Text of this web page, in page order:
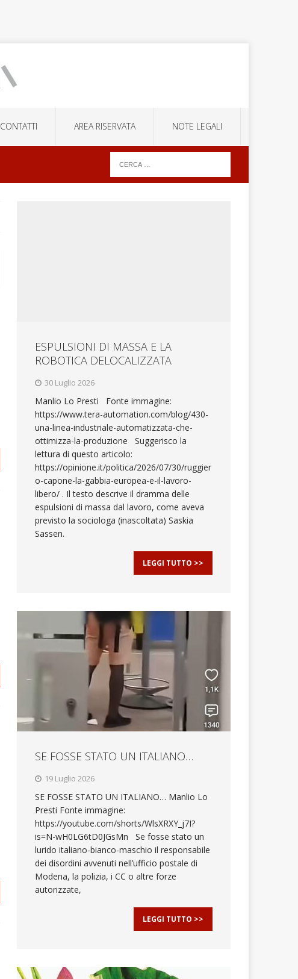
CONTATTI AREA RISERVATA NOTE LEGALI
ESPULSIONI DI MASSA E LA
ROBOTICA DELOCALIZZATA
30 Luglio 2026
Manlio Lo Presti Fonte immagine:
https://www.tera-automation.com/blog/430-
una-linea-industriale-automatizzata-che-
ottimizza-la-produzione Suggerisco la
lettura di questo articolo:
https://opinione.it/politica/2026/07/30/ruggier
o-capone-la-gabbia-europea-e-il-lavoro-
libero/ . Il testo descrive il dramma delle
espulsioni di massa dal lavoro, come aveva
previsto la sociologa (inascoltata) Saskia
Sassen.
LEGGI TUTTO >>
SE FOSSE STATO UN ITALIANO…
19 Luglio 2026
SE FOSSE STATO UN ITALIANO… Manlio Lo
Presti Fonte immagine:
https://youtube.com/shorts/WlsXRXY_j7I?
is=N-wH0LG6tD0JGsMn Se fosse stato un
lurido italiano-bianco-maschio il responsabile
dei disordini avvenuti nell’ufficio postale di
Modena, la polizia, i CC o altre forze
autorizzate,
LEGGI TUTTO >>